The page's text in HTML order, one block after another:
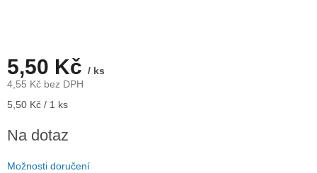
5,50 Kč / ks
4,55 Kč bez DPH
Měrná
5,50 Kč / 1 ks
Na dotaz
Možnosti doručení